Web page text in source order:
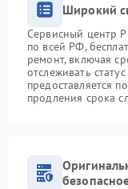
Широкий
Сервисный центр
по всей РФ,
ремонт, включая
отслеживать
предоставляется
продления срока